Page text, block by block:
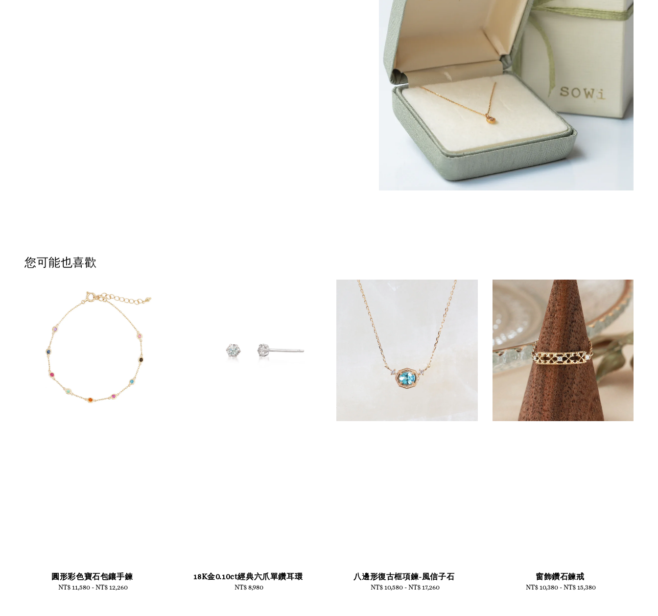
您可能也喜歡
圓形彩色寶石包鑲手鍊
Regular
NT$ 11,580 -NT$ 12,260
18K金0.10ct經典六爪單鑽耳環
Regular
NT$ 8,980
八邊形復古框項鍊-風信子石
Regular
NT$ 10,580-NT$ 17,260
窗飾鑽石鍊戒
Regular
NT$ 10,380 -NT$ 15,380